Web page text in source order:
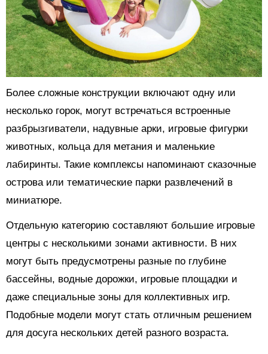
Более сложные конструкции включают одну или
несколько горок, могут встречаться встроенные
разбрызгиватели, надувные арки, игровые фигурки
животных, кольца для метания и маленькие
лабиринты. Такие комплексы напоминают сказочные
острова или тематические парки развлечений в
миниатюре.
Отдельную категорию составляют большие игровые
центры с несколькими зонами активности. В них
могут быть предусмотрены разные по глубине
бассейны, водные дорожки, игровые площадки и
даже специальные зоны для коллективных игр.
Подобные модели могут стать отличным решением
для досуга нескольких детей разного возраста.